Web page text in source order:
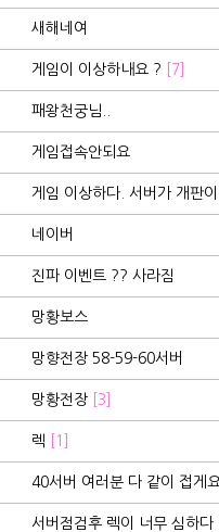
새해네여
게임이 이상하내요 ? [7]
패왕천궁님..
게임접속안되요
게임 이상하다. 서버가 개판
네이버
진파 이벤트 ?? 사라짐
망황보스
망향전장 58-59-60서버
망황전장 [3]
렉 [1]
40서버 여러분 다 같이 접게
서버점검후 렉이 너무 심하